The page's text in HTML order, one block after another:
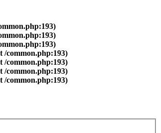
/common.php:193)
/common.php:193)
/common.php:193)
/common.php:193)